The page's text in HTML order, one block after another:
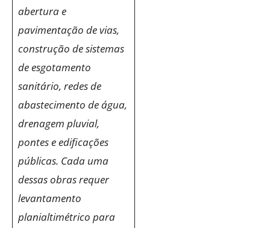
abertura e
pavimentação de vias,
construção de sistemas
de esgotamento
sanitário, redes de
abastecimento de água,
drenagem pluvial,
pontes e edificações
públicas. Cada uma
dessas obras requer
levantamento
planialtimétrico para